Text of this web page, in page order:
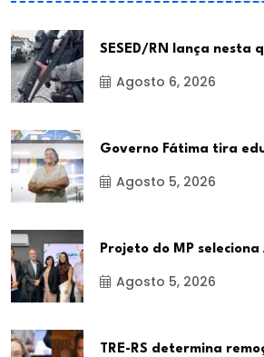
SESED/RN lança nesta
Agosto 6, 2026
Governo Fátima tira
Agosto 5, 2026
Projeto do MP seleciona
Agosto 5, 2026
TRE-RS determina